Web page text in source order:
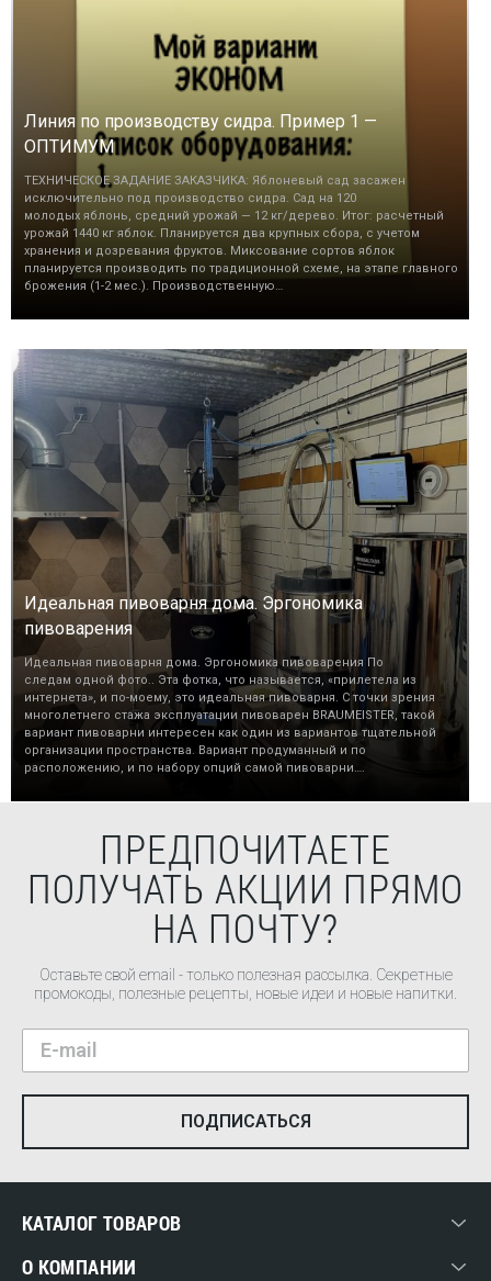
Линия по производству сидра. Пример 1 —
ОПТИМУМ
ТЕХНИЧЕСКОЕ ЗАДАНИЕ ЗАКАЗЧИКА: Яблоневый сад засажен
исключительно под производство сидра. Сад на 120
молодых яблонь, средний урожай — 12 кг/дерево. Итог: расчетный
урожай 1440 кг яблок. Планируется два крупных сбора, с учетом
хранения и дозревания фруктов. Миксование сортов яблок
планируется производить по традиционной схеме, на этапе главного
брожения (1-2 мес.). Производственную…
Идеальная пивоварня дома. Эргономика
пивоварения
Идеальная пивоварня дома. Эргономика пивоварения По
следам одной фото.. Эта фотка, что называется, «прилетела из
интернета», и по-моему, это идеальная пивоварня. С точки зрения
многолетнего стажа эксплуатации пивоварен BRAUMEISTER, такой
вариант пивоварни интересен как один из вариантов тщательной
организации пространства. Вариант продуманный и по
расположению, и по набору опций самой пивоварни….
ПРЕДПОЧИТАЕТЕ
ПОЛУЧАТЬ АКЦИИ ПРЯМО
НА ПОЧТУ?
Оставьте свой email - только полезная рассылка. Секретные
промокоды, полезные рецепты, новые идеи и новые напитки.
КАТАЛОГ ТОВАРОВ
О КОМПАНИИ